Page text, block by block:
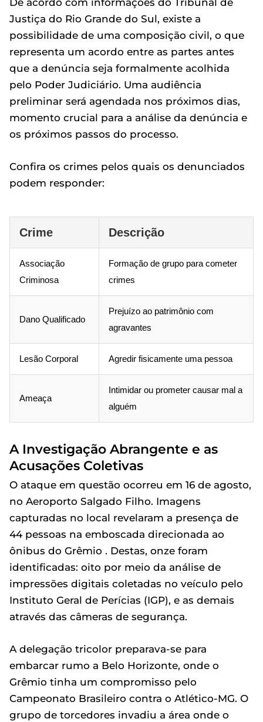
Justiça do Rio Grande do Sul, existe a
possibilidade de uma composição civil, o que
representa um acordo entre as partes antes
que a denúncia seja formalmente acolhida
pelo Poder Judiciário. Uma audiência
preliminar será agendada nos próximos dias,
momento crucial para a análise da denúncia e
os próximos passos do processo.
Confira os crimes pelos quais os denunciados
podem responder:
Crime Descrição
Associação
Criminosa
Formação de grupo para cometer
crimes
Dano Qualificado
Prejuízo ao patrimônio com
agravantes
Lesão Corporal Agredir fisicamente uma pessoa
Ameaça
Intimidar ou prometer causar mal a
alguém
A Investigação Abrangente e as
Acusações Coletivas
O ataque em questão ocorreu em 16 de agosto,
no Aeroporto Salgado Filho. Imagens
capturadas no local revelaram a presença de
44 pessoas na emboscada direcionada ao
ônibus do Grêmio . Destas, onze foram
identificadas: oito por meio da análise de
impressões digitais coletadas no veículo pelo
Instituto Geral de Perícias (IGP), e as demais
através das câmeras de segurança.
A delegação tricolor preparava-se para
embarcar rumo a Belo Horizonte, onde o
Grêmio tinha um compromisso pelo
Campeonato Brasileiro contra o Atlético-MG. O
grupo de torcedores invadiu a área onde o